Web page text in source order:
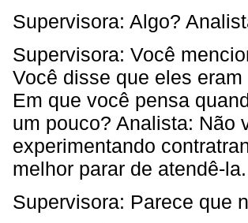
Supervisora: Algo?
Supervisora: Você
Você disse que eles
Em que você pensa
um pouco? Analista: Não
experimentando
melhor parar de atendê-
Supervisora: Parece que